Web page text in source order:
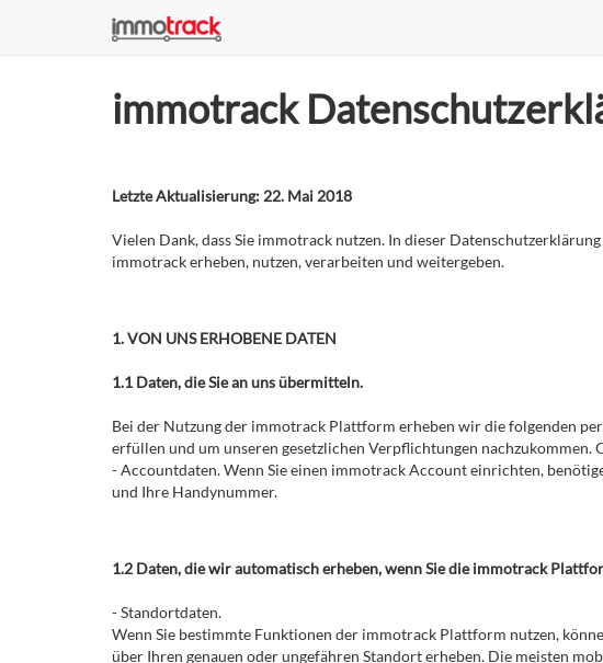
immotrack
Letzte Aktualisierung: 22. Mai 2018
Vielen Dank, dass Sie immotrack nutzen. In dieser
immotrack erheben, nutzen, verarbeiten und weitergeben.
1. VON UNS ERHOBENE DATEN
1.1 Daten, die Sie an uns übermitteln.
Bei der Nutzung der immotrack Plattform erheben wir die folgenden
erfüllen und um unseren gesetzlichen Verpflichtungen
- Accountdaten. Wenn Sie einen immotrack Account einrichten,
und Ihre Handynummer.
1.2 Daten, die wir automatisch erheben, wenn Sie die immotrack
- Standortdaten.
Wenn Sie bestimmte Funktionen der immotrack Plattform nutzen,
über Ihren genauen oder ungefähren Standort erheben. Die meisten